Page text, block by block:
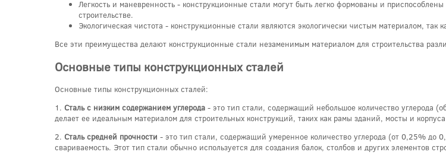
Легкость и маневренность - конструкционные стали могут быть легко формованы и
строительстве.
Экологическая чистота - конструкционные стали являются экологически чистым материалом, так
Все эти преимущества делают конструкционные стали незаменимым материалом для строительства
Основные типы конструкционных сталей
Основные типы конструкционных сталей:
1. Сталь с низким содержанием углерода - это тип стали, содержащий небольшое количество углерода
делает ее идеальным материалом для строительных конструкций, таких как рамы зданий, мосты и
2. Сталь средней прочности - это тип стали, содержащий умеренное количество углерода (от 0,25%
свариваемость. Этот тип стали обычно используется для создания балок, столбов и других элементов